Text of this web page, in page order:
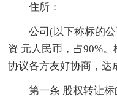
住所：
公司(以下称标的
资 元人民币，占90%
协议各方友好协商，达
第一条 股权转让